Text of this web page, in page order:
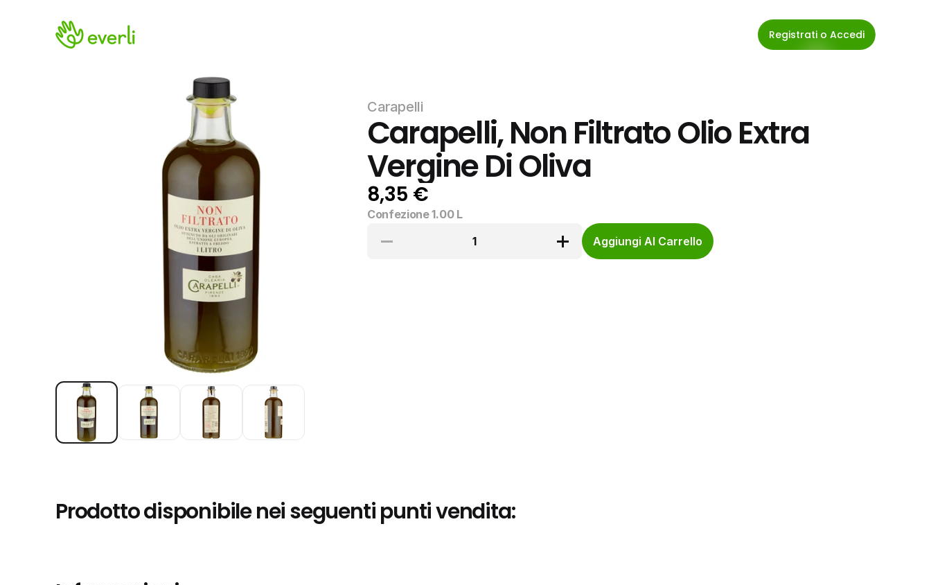
Registrati o Accedi
Carapelli
Carapelli, Non Filtrato Olio Extra
Vergine Di Oliva
8,35 €
Confezione 1.00 L
1
Aggiungi Al Carrello
Prodotto disponibile nei seguenti punti vendita: